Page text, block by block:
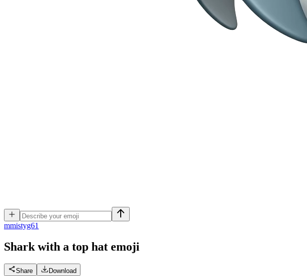
mmistyg61
Shark with a top hat emoji
Share Download